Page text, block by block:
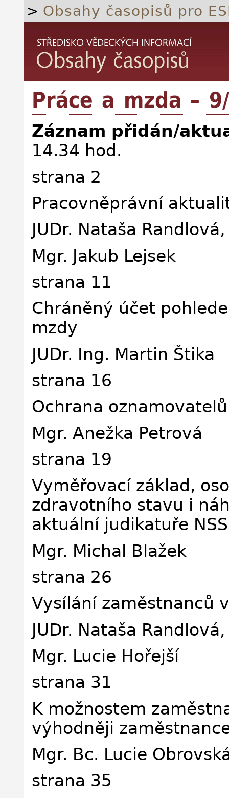
> Obsahy časopisů pro
Práce a mzda –
Záznam přidán/
14.34 hod.
strana 2
Pracovněprávní
JUDr. Nataša
Mgr. Jakub Lejsek
strana 11
Chráněný účet
mzdy
JUDr. Ing. Martin Štika
strana 16
Ochrana
Mgr. Anežka Petrová
strana 19
Vyměřovací základ,
zdravotního stavu i
aktuální judikatuře NSS
Mgr. Michal Blažek
strana 26
Vysílání zaměstnanců
JUDr. Nataša
Mgr. Lucie Hořejší
strana 31
K možnostem
výhodněji
Mgr. Bc. Lucie
strana 35